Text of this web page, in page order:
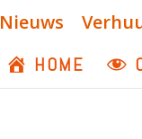
Nieuws
HOME